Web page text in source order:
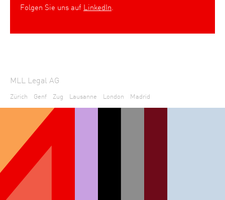
Folgen Sie uns auf LinkedIn
MLL Legal AG
Zürich Genf Zug Lausanne London Madrid